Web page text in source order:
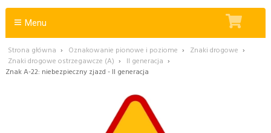
Menu
Strona główna › Oznakowanie pionowe i poziome › Znaki drogowe ›
Znaki drogowe ostrzegawcze (A) › II generacja ›
Znak A-22: niebezpieczny zjazd - II generacja